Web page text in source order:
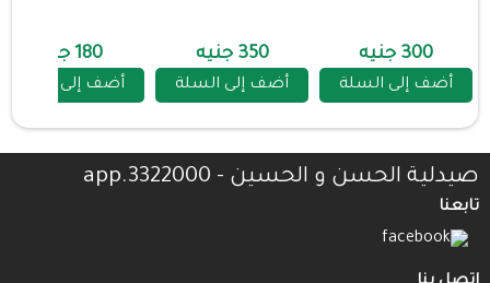
300 جنيه
أضف إلى السلة
350 جنيه
أضف إلى السلة
180 جنيه
أضف إلى السلة
صيدلية الحسن و الحسين - 3322000.app
تابعنا